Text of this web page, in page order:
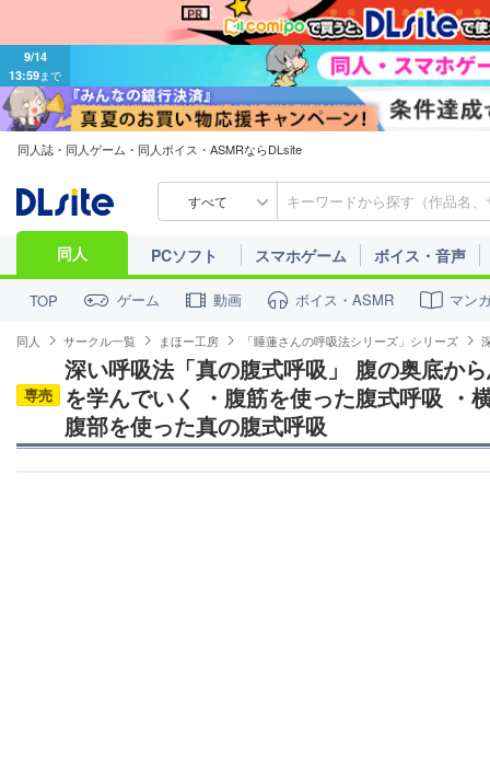
9/14
13:59まで
同人誌・同人ゲーム・同人ボイス・ASMRならDLsite
すべて
同人 PCソフト スマホゲーム ボイス・音声
TOP ゲーム 動画 ボイス・ASMR マン
同人 サークル一覧 まほー工房 「睡蓮さんの呼吸法シリーズ」シリーズ
専売
深い呼吸法「真の腹式呼吸」 腹の奥底か
を学んでいく ・腹筋を使った腹式呼吸 ・
腹部を使った真の腹式呼吸